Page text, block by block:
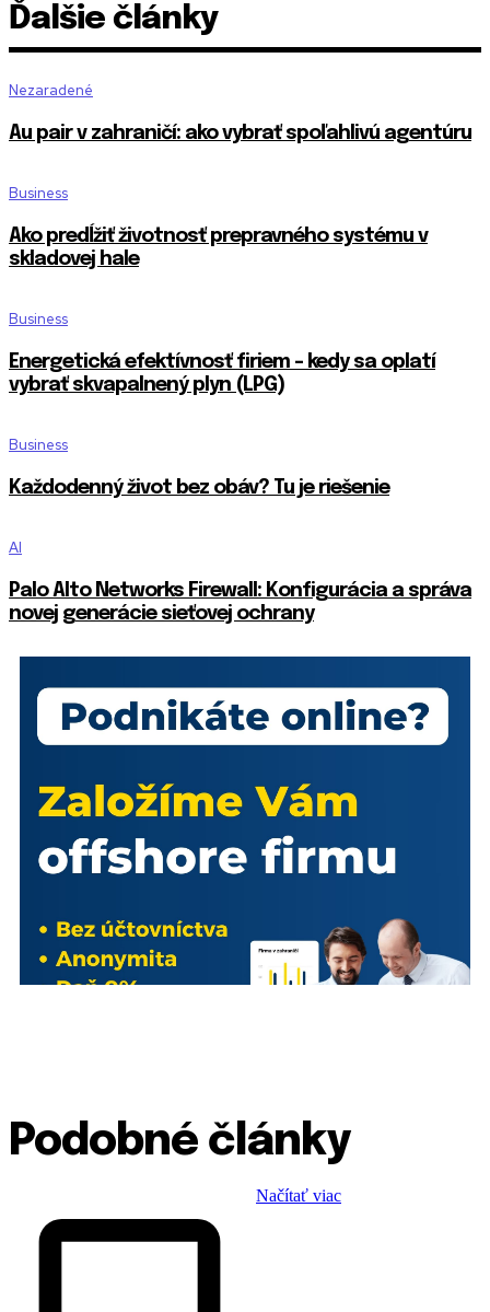
Ďalšie články
Nezaradené
Au pair v zahraničí: ako vybrať spoľahlivú agentúru
Business
Ako predĺžiť životnosť prepravného systému v
skladovej hale
Business
Energetická efektívnosť firiem – kedy sa oplatí
vybrať skvapalnený plyn (LPG)
Business
Každodenný život bez obáv? Tu je riešenie
AI
Palo Alto Networks Firewall: Konfigurácia a správa
novej generácie sieťovej ochrany
Podobné články
Načítať viac